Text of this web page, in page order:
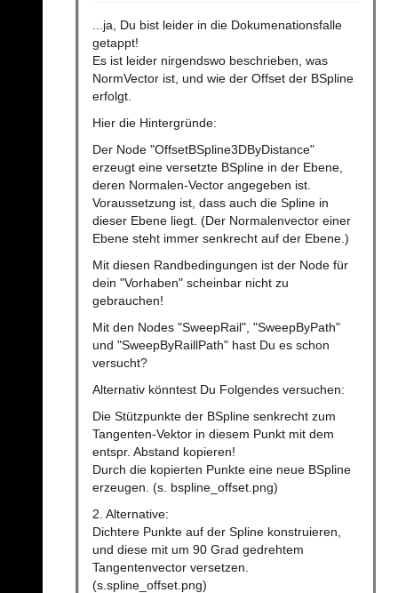
...ja, Du bist leider in die Dokumenationsfalle
getappt!
Es ist leider nirgendswo beschrieben, was
NormVector ist, und wie der Offset der BSpline
erfolgt.
Hier die Hintergründe:
Der Node "OffsetBSpline3DByDistance"
erzeugt eine versetzte BSpline in der Ebene,
deren Normalen-Vector angegeben ist.
Voraussetzung ist, dass auch die Spline in
dieser Ebene liegt. (Der Normalenvector einer
Ebene steht immer senkrecht auf der Ebene.)
Mit diesen Randbedingungen ist der Node für
dein "Vorhaben" scheinbar nicht zu
gebrauchen!
Mit den Nodes "SweepRail", "SweepByPath"
und "SweepByRaillPath" hast Du es schon
versucht?
Alternativ könntest Du Folgendes versuchen:
Die Stützpunkte der BSpline senkrecht zum
Tangenten-Vektor in diesem Punkt mit dem
entspr. Abstand kopieren!
Durch die kopierten Punkte eine neue BSpline
erzeugen. (s. bspline_offset.png)
2. Alternative:
Dichtere Punkte auf der Spline konstruieren,
und diese mit um 90 Grad gedrehtem
Tangentenvector versetzen.
(s.spline_offset.png)